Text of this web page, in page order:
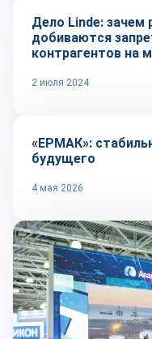
Дело Linde: зачем
добиваются
контрагентов на
2 июля 2024
Репортаж
«ЕРМАК»:
будущего
4 мая 2026